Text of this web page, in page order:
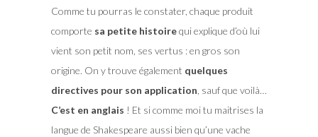
Comme tu pourras le constater, chaque produit
comporte sa petite histoirequi explique d’où lui
vient son petit nom, ses vertus : en gros son
origine. On y trouve également quelques
directives pour son application, sauf que voilà…
C’est en anglais ! Et si comme moi tu maitrises la
langue de Shakespeare aussi bien qu’une vache